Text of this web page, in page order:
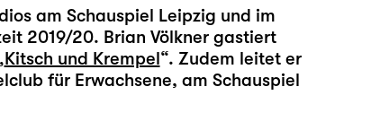
am Schauspiel Leipzig und im
2019/20. Brian Völkner gastiert
Kitsch und Krempel“. Zudem leitet er
für Erwachsene, am Schauspiel